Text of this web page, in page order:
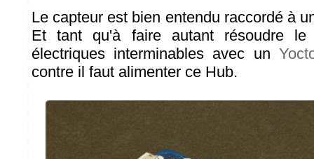
Le capteur est bien entendu raccordé à
Et tant qu'à faire autant résoudre le
électriques interminables avec un
contre il faut alimenter ce Hub.